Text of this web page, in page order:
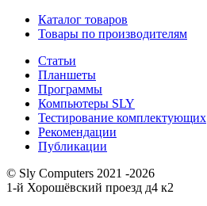
Каталог товаров
Товары по производителям
Статьи
Планшеты
Программы
Компьютеры SLY
Тестирование комплектующих
Рекомендации
Публикации
© Sly Computers 2021 -2026
1-й Хорошёвский проезд д4 к2